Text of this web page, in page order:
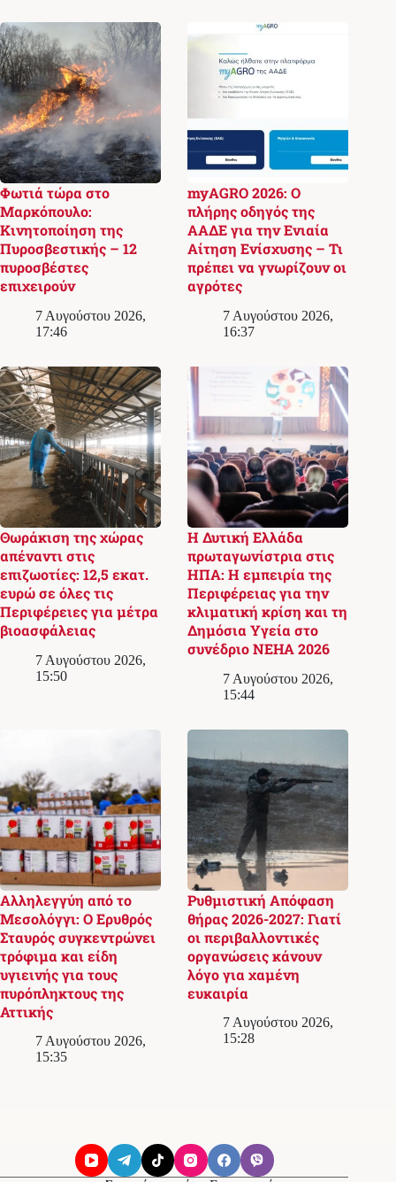
Φωτιά τώρα στο
Μαρκόπουλο:
Κινητοποίηση της
Πυροσβεστικής – 12
πυροσβέστες
επιχειρούν
7 Αυγούστου 2026,
17:46
myAGRO 2026: Ο
πλήρης οδηγός της
ΑΑΔΕ για την Ενιαία
Αίτηση Ενίσχυσης – Τι
πρέπει να γνωρίζουν οι
αγρότες
7 Αυγούστου 2026,
16:37
Θωράκιση της χώρας
απέναντι στις
επιζωοτίες: 12,5 εκατ.
ευρώ σε όλες τις
Περιφέρειες για μέτρα
βιοασφάλειας
7 Αυγούστου 2026,
15:50
Η Δυτική Ελλάδα
πρωταγωνίστρια στις
ΗΠΑ: Η εμπειρία της
Περιφέρειας για την
κλιματική κρίση και τη
Δημόσια Υγεία στο
συνέδριο NEHA 2026
7 Αυγούστου 2026,
15:44
Αλληλεγγύη από το
Μεσολόγγι: Ο Ερυθρός
Σταυρός συγκεντρώνει
τρόφιμα και είδη
υγιεινής για τους
πυρόπληκτους της
Αττικής
7 Αυγούστου 2026,
15:35
Ρυθμιστική Απόφαση
θήρας 2026-2027: Γιατί
οι περιβαλλοντικές
οργανώσεις κάνουν
λόγο για χαμένη
ευκαιρία
7 Αυγούστου 2026,
15:28